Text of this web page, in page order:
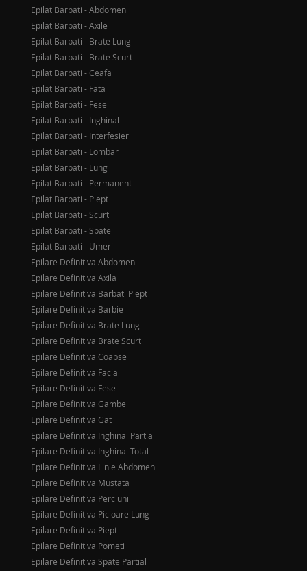
Epilat Barbati - Abdomen
Epilat Barbati - Axile
Epilat Barbati - Brate Lung
Epilat Barbati - Brate Scurt
Epilat Barbati - Ceafa
Epilat Barbati - Fata
Epilat Barbati - Fese
Epilat Barbati - Inghinal
Epilat Barbati - Interfesier
Epilat Barbati - Lombar
Epilat Barbati - Lung
Epilat Barbati - Permanent
Epilat Barbati - Piept
Epilat Barbati - Scurt
Epilat Barbati - Spate
Epilat Barbati - Umeri
Epilare Definitiva Abdomen
Epilare Definitiva Axila
Epilare Definitiva Barbati Piept
Epilare Definitiva Barbie
Epilare Definitiva Brate Lung
Epilare Definitiva Brate Scurt
Epilare Definitiva Coapse
Epilare Definitiva Facial
Epilare Definitiva Fese
Epilare Definitiva Gambe
Epilare Definitiva Gat
Epilare Definitiva Inghinal Partial
Epilare Definitiva Inghinal Total
Epilare Definitiva Linie Abdomen
Epilare Definitiva Mustata
Epilare Definitiva Perciuni
Epilare Definitiva Picioare Lung
Epilare Definitiva Piept
Epilare Definitiva Pometi
Epilare Definitiva Spate Partial